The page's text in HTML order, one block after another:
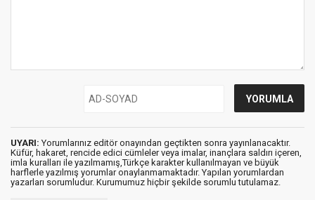
UYARI: Yorumlarınız editör onayından geçtikten sonra yayınlanacaktır.
Küfür, hakaret, rencide edici cümleler veya imalar, inançlara saldırı içeren,
imla kuralları ile yazılmamış,Türkçe karakter kullanılmayan ve büyük
harflerle yazılmış yorumlar onaylanmamaktadır. Yapılan yorumlardan
yazarları sorumludur. Kurumumuz hiçbir şekilde sorumlu tutulamaz.